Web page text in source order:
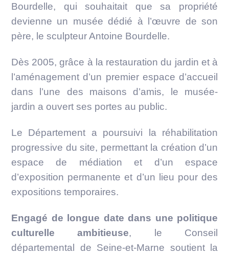
Bourdelle, qui souhaitait que sa propriété
devienne un musée dédié à l’œuvre de son
père, le sculpteur Antoine Bourdelle.
Dès 2005, grâce à la restauration du jardin et à
l’aménagement d’un premier espace d’accueil
dans l’une des maisons d’amis, le musée-
jardin a ouvert ses portes au public.
Le Département a poursuivi la réhabilitation
progressive du site, permettant la création d’un
espace de médiation et d’un espace
d’exposition permanente et d’un lieu pour des
expositions temporaires.
Engagé de longue date dans une politique
culturelle ambitieuse, le Conseil
départemental de Seine-et-Marne soutient la